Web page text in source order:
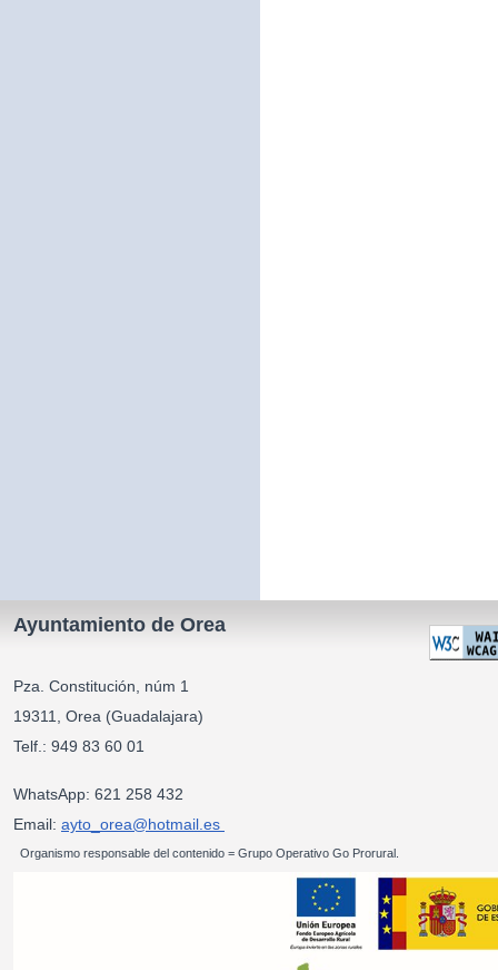
Ayuntamiento de Orea
Pza. Constitución, núm 1
19311, Orea (Guadalajara)
Telf.: 949 83 60 01
WhatsApp: 621 258 432
Email: ayto_orea@hotmail.es
Organismo responsable del contenido = Grupo Operativo Go Prorural.